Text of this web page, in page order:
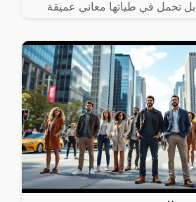
بل تحمل في طياتها معاني عميقة